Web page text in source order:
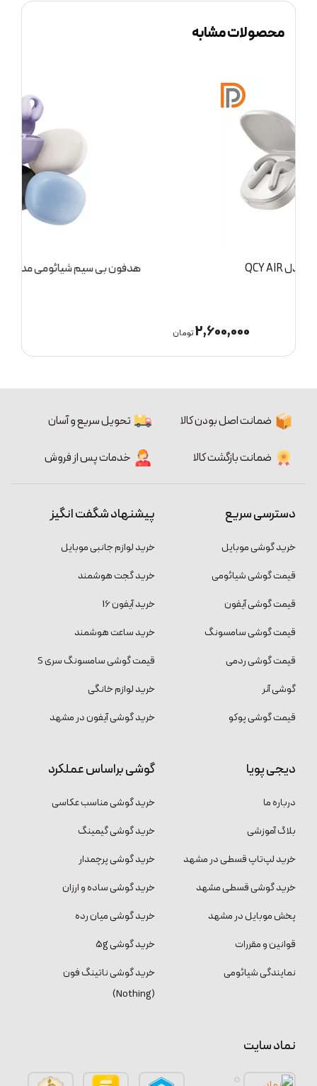
محصولات مشابه
هدفون بی سیم شیائومی مدل QCY Crossky C10
ضمانت اصل بودن کالا تحویل سریع و آسان
ضمانت بازگشت کالا خدمات پس از فروش
دسترسی سریع
خرید گوشی موبایل
قیمت گوشی شیائومی
قیمت گوشی آیفون
قیمت گوشی سامسونگ
قیمت گوشی ردمی
گوشی آنر
قیمت گوشی پوکو
پیشنهاد شگفت انگیز
خرید لوازم جانبی موبایل
خرید گجت هوشمند
خرید آیفون 16
خرید ساعت هوشمند
قیمت گوشی سامسونگ سری S
خرید لوازم خانگی
خرید گوشی آیفون در مشهد
دیجی پویا
درباره ما
بلاگ آموزشی
خرید لپ‌تاپ قسطی در مشهد
خرید گوشی قسطی مشهد
پخش موبایل در مشهد
قوانین و مقررات
نمایندگی شیائومی
گوشی براساس عملکرد
خرید گوشی مناسب عکاسی
خرید گوشی گیمینگ
خرید گوشی پرچمدار
خرید گوشی ساده و ارزان
خرید گوشی میان رده
خرید گوشی 5g
خرید گوشی ناتینگ فون
(Nothing)
نماد سایت